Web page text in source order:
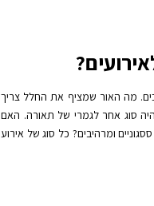
מה האור שמציף את החלל צריך
סוג אחר לגמרי של תאורה. האם
ומרהיבים? כל סוג של אירוע